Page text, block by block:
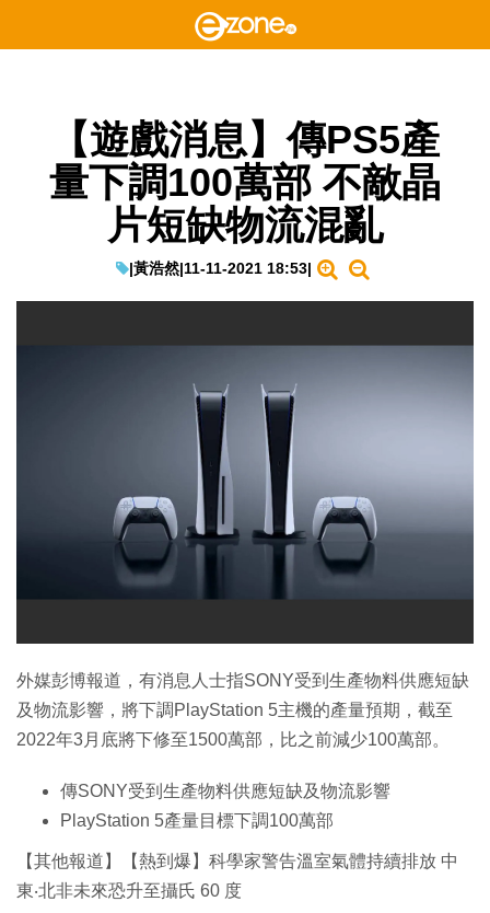
【遊戲消息】傳PS5產
量下調100萬部 不敵晶
片短缺物流混亂
|黃浩然|11-11-2021 18:53|
外媒彭博報道，有消息人士指SONY受到生產物料供應短缺
及物流影響，將下調PlayStation 5主機的產量預期，截至
2022年3月底將下修至1500萬部，比之前減少100萬部。
傳SONY受到生產物料供應短缺及物流影響
PlayStation 5產量目標下調100萬部
【其他報道】【熱到爆】科學家警告溫室氣體持續排放 中
東‧北非未來恐升至攝氏 60 度